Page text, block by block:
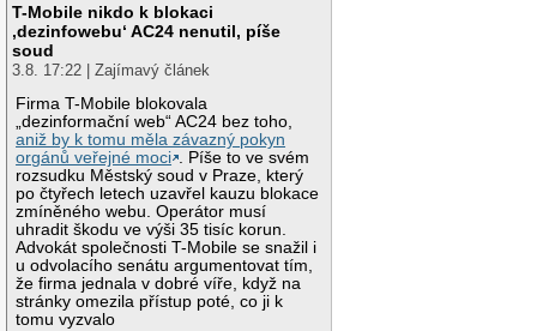
T-Mobile nikdo k blokaci
‚dezinfowebu‘ AC24 nenutil, píše
soud
3.8. 17:22 | Zajímavý článek
Firma T-Mobile blokovala
„dezinformační web“ AC24 bez toho,
aniž by k tomu měla závazný pokyn
orgánů veřejné moci . Píše to ve svém
rozsudku Městský soud v Praze, který
po čtyřech letech uzavřel kauzu blokace
zmíněného webu. Operátor musí
uhradit škodu ve výši 35 tisíc korun.
Advokát společnosti T-Mobile se snažil i
u odvolacího senátu argumentovat tím,
že firma jednala v dobré víře, když na
stránky omezila přístup poté, co ji k
tomu vyzvalo